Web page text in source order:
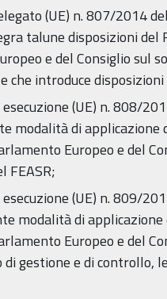
(UE) n. 807/2014
talune disposizioni del
e del Consiglio sul
che introduce
(UE) n. 808/
modalità di applicazione
Europeo e del
FEASR;
(UE) n. 809/
modalità di applicazione
Europeo e del
gestione e di controllo,